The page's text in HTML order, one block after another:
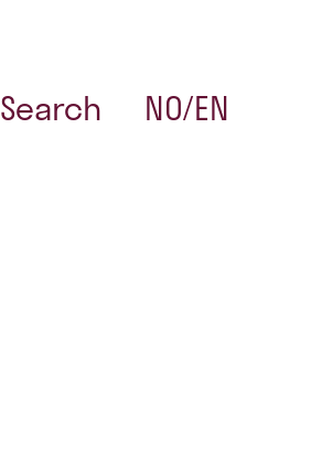
Search NO/EN